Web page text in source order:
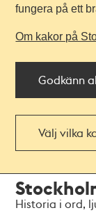
fungera på ett
Om kakor på
Godkänn
Välj vilka
navigationen
huvudinnehållet
Historia i ord,